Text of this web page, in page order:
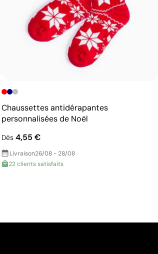
Chaussettes antidérapantes
personnalisées de Noël
Dès4,55 €
Livraison26/08 - 28/08
22 clients satisfaits